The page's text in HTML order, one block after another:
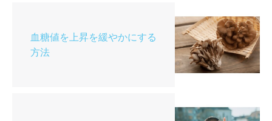
血糖値を上昇を緩やかにする
方法